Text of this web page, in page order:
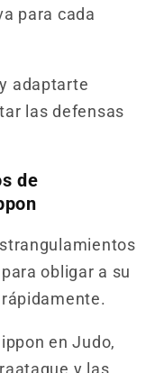
para cada
adaptarte
las defensas
de
obligar a su
en Judo,
y las